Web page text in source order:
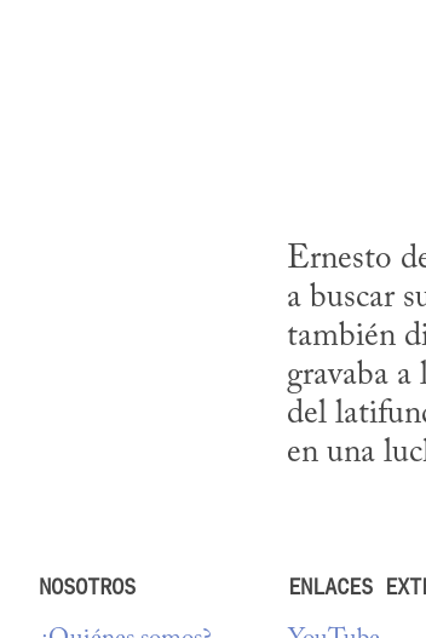
Ernesto
a buscar
también
gravaba
del
en una
NOSOTROS ENLACES